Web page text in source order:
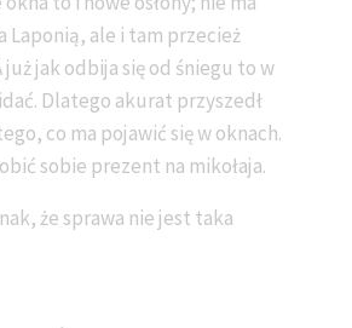
Laponią, ale i tam przecież
już jak odbija się od śniegu to w
Dlatego akurat przyszedł
co ma pojawić się w oknach.
sobie prezent na mikołaja.
że sprawa nie jest taka